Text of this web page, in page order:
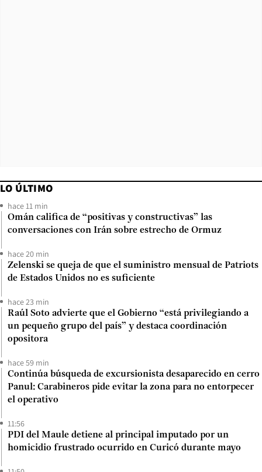
LO ÚLTIMO
hace 11 min
Omán califica de “positivas y constructivas” las
conversaciones con Irán sobre estrecho de Ormuz
hace 20 min
Zelenski se queja de que el suministro mensual de Patriots
de Estados Unidos no es suficiente
hace 23 min
Raúl Soto advierte que el Gobierno “está privilegiando a
un pequeño grupo del país” y destaca coordinación
opositora
hace 59 min
Continúa búsqueda de excursionista desaparecido en cerro
Panul: Carabineros pide evitar la zona para no entorpecer
el operativo
11:56
PDI del Maule detiene al principal imputado por un
homicidio frustrado ocurrido en Curicó durante mayo